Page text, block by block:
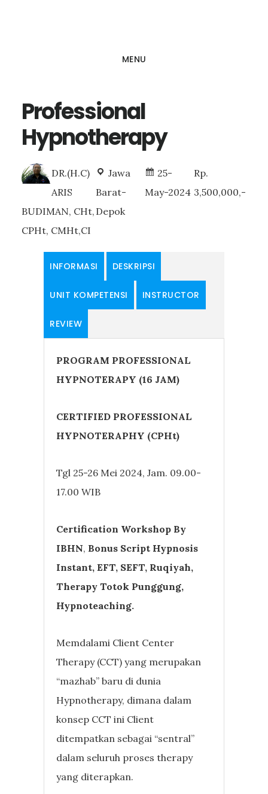
MENU
Professional
Hypnotherapy
DR.(H.C)
ARIS
BUDIMAN, CHt,
CPHt, CMHt,CI
Jawa
Barat-
Depok
25-
May-2024
Rp.
3,500,000,-
INFORMASI DESKRIPSI
UNIT KOMPETENSI INSTRUCTOR
REVIEW
PROGRAM PROFESSIONAL
HYPNOTERAPY (16 JAM)
CERTIFIED PROFESSIONAL
HYPNOTERAPHY (CPHt)
Tgl 25-26 Mei 2024, Jam. 09.00-
17.00 WIB
Certification Workshop By
IBHN, Bonus Script Hypnosis
Instant, EFT, SEFT, Ruqiyah,
Therapy Totok Punggung,
Hypnoteaching.
Memdalami Client Center
Therapy (CCT) yang merupakan
“mazhab” baru di dunia
Hypnotherapy, dimana dalam
konsep CCT ini Client
ditempatkan sebagai “sentral”
dalam seluruh proses therapy
yang diterapkan.